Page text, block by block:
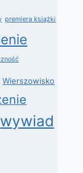
premiera książki
Wierszowisko
wywiad